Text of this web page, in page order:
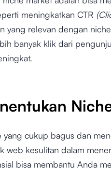
meningkatkan CTR
yang relevan dengan
banyak klik dari
yang cukup bagus dan
web kesulitan dalam
bisa membantu Anda